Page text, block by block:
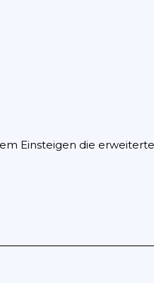
Einsteigen die